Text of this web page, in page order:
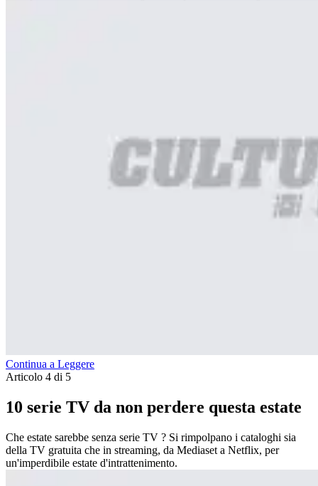
Continua a Leggere
Articolo 4 di 5
10 serie TV da non perdere questa estate
Che estate sarebbe senza serie TV ? Si rimpolpano i cataloghi sia
della TV gratuita che in streaming, da Mediaset a Netflix, per
un'imperdibile estate d'intrattenimento.